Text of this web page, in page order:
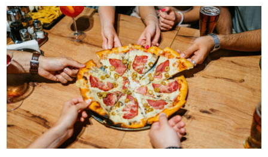
l
a
t
K
e
r
i
n
g
a
t
s
i
J
a
l
a
n
a
n
B